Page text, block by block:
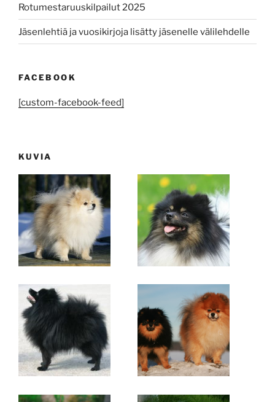
Rotumestaruuskilpailut 2025
Jäsenlehtiä ja vuosikirjoja lisätty jäsenelle välilehdelle
FACEBOOK
[custom-facebook-feed]
KUVIA